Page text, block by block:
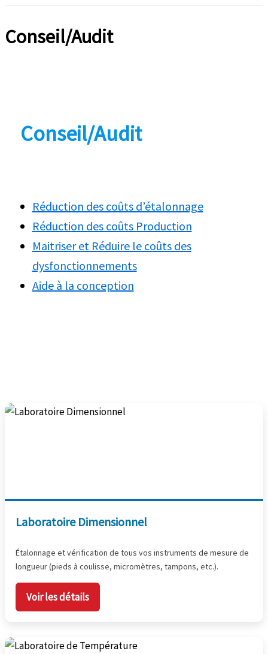
Conseil/Audit
Conseil/Audit
Réduction des coûts d’étalonnage
Réduction des coûts Production
Maitriser et Réduire le coûts des
dysfonctionnements
Aide à la conception
Laboratoire Dimensionnel
Étalonnage et vérification de tous vos instruments de mesure de
longueur (pieds à coulisse, micromètres, tampons, etc.).
Voir les détails